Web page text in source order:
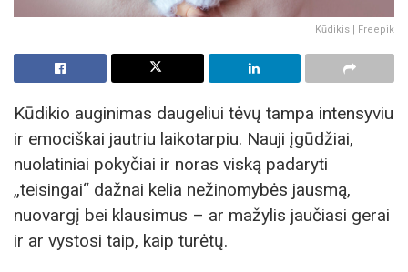
Kūdikis | Freepik
Kūdikio auginimas daugeliui tėvų tampa intensyviu
ir emociškai jautriu laikotarpiu. Nauji įgūdžiai,
nuolatiniai pokyčiai ir noras viską padaryti
„teisingai“ dažnai kelia nežinomybės jausmą,
nuovargį bei klausimus – ar mažylis jaučiasi gerai
ir ar vystosi taip, kaip turėtų.